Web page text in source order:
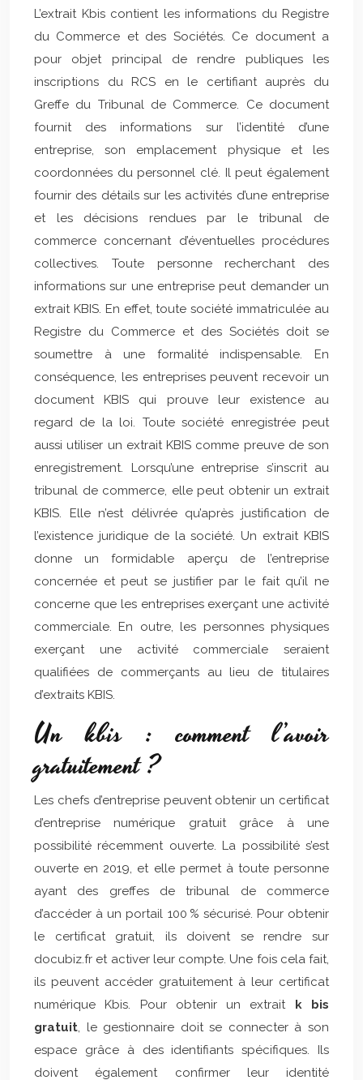
L’extrait Kbis contient les informations du Registre
du Commerce et des Sociétés. Ce document a
pour objet principal de rendre publiques les
inscriptions du RCS en le certifiant auprès du
Greffe du Tribunal de Commerce. Ce document
fournit des informations sur l’identité d’une
entreprise, son emplacement physique et les
coordonnées du personnel clé. Il peut également
fournir des détails sur les activités d’une entreprise
et les décisions rendues par le tribunal de
commerce concernant d’éventuelles procédures
collectives. Toute personne recherchant des
informations sur une entreprise peut demander un
extrait KBIS. En effet, toute société immatriculée au
Registre du Commerce et des Sociétés doit se
soumettre à une formalité indispensable. En
conséquence, les entreprises peuvent recevoir un
document KBIS qui prouve leur existence au
regard de la loi. Toute société enregistrée peut
aussi utiliser un extrait KBIS comme preuve de son
enregistrement. Lorsqu’une entreprise s’inscrit au
tribunal de commerce, elle peut obtenir un extrait
KBIS. Elle n’est délivrée qu’après justification de
l’existence juridique de la société. Un extrait KBIS
donne un formidable aperçu de l’entreprise
concernée et peut se justifier par le fait qu’il ne
concerne que les entreprises exerçant une activité
commerciale. En outre, les personnes physiques
exerçant une activité commerciale seraient
qualifiées de commerçants au lieu de titulaires
d’extraits KBIS.
Un kbis : comment l’avoir
gratuitement ?
Les chefs d’entreprise peuvent obtenir un certificat
d’entreprise numérique gratuit grâce à une
possibilité récemment ouverte. La possibilité s’est
ouverte en 2019, et elle permet à toute personne
ayant des greffes de tribunal de commerce
d’accéder à un portail 100 % sécurisé. Pour obtenir
le certificat gratuit, ils doivent se rendre sur
docubiz.fr et activer leur compte. Une fois cela fait,
ils peuvent accéder gratuitement à leur certificat
numérique Kbis. Pour obtenir un extrait k bis
gratuit, le gestionnaire doit se connecter à son
espace grâce à des identifiants spécifiques. Ils
doivent également confirmer leur identité